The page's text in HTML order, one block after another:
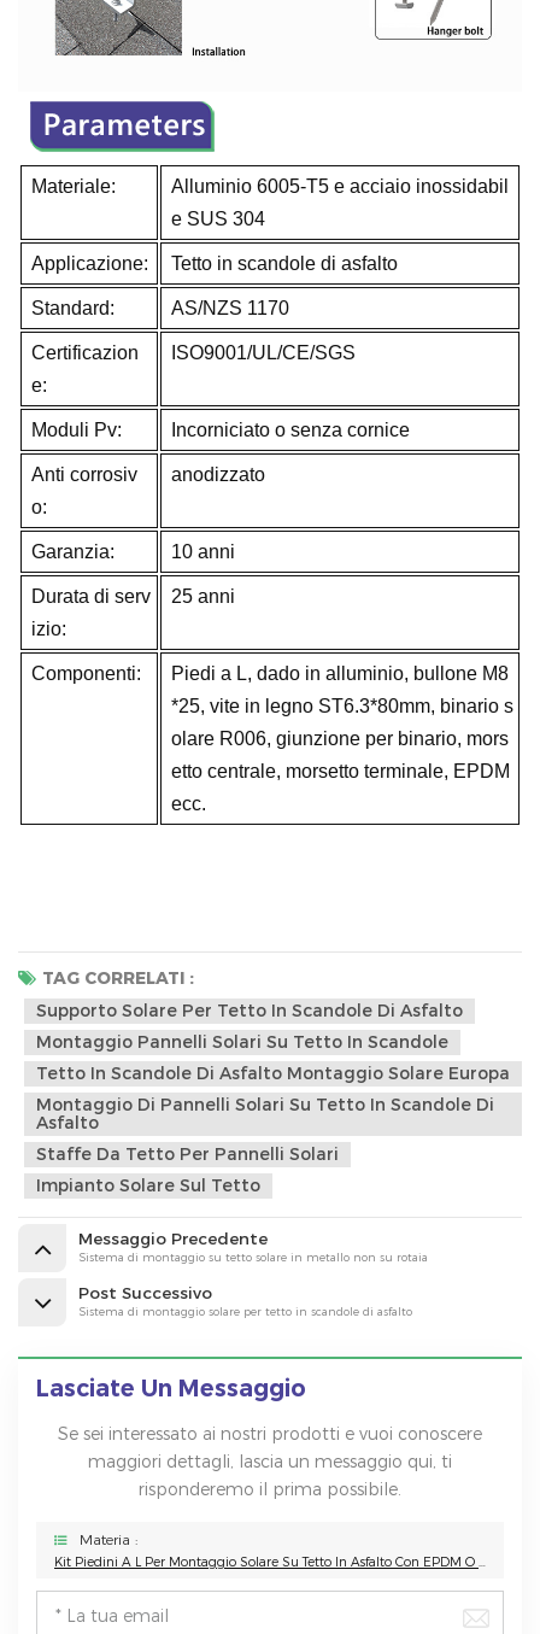
Materiale:
Alluminio 6005-T5 e acciaio inossidabil
e SUS 304
Applicazione: Tetto in scandole di asfalto
Standard: AS/NZS 1170
Certificazion
e:
ISO9001/UL/CE/SGS
Moduli Pv: Incorniciato o senza cornice
Anti corrosiv
o:
anodizzato
Garanzia: 10 anni
Durata di serv
izio:
25 anni
Componenti:
Piedi a L, dado in alluminio, bullone M8
*25, vite in legno ST6.3*80mm, binario s
olare R006, giunzione per binario, mors
etto centrale, morsetto terminale, EPDM
ecc.
TAG CORRELATI :
Supporto Solare Per Tetto In Scandole Di Asfalto
Montaggio Pannelli Solari Su Tetto In Scandole
Tetto In Scandole Di Asfalto Montaggio Solare Europa
Montaggio Di Pannelli Solari Su Tetto In Scandole Di
Asfalto
Staffe Da Tetto Per Pannelli Solari
Impianto Solare Sul Tetto
Messaggio Precedente
Sistema di montaggio su tetto solare in metallo non su rotaia
Post Successivo
Sistema di montaggio solare per tetto in scandole di asfalto
Lasciate Un Messaggio
Se sei interessato ai nostri prodotti e vuoi conoscere
maggiori dettagli, lascia un messaggio qui, ti
risponderemo il prima possibile.
Materia :
Kit Piedini A L Per Montaggio Solare Su Tetto In Asfalto Con EPDM O Scossaline